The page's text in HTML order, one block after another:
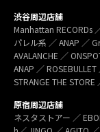
渋谷周辺店舗
Manhattan RECORDs
パレル系 ／ ANAP ／
AVALANCHE ／
ANAP ／
STRANGE THE STORE
原宿周辺店舗
ネスタストアー ／